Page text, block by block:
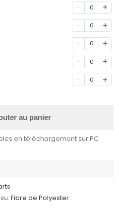
0
0
0
0
0
au panier
en téléchargement sur PC
Fibre de Polyester